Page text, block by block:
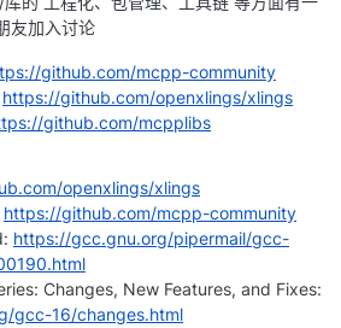
友加入讨论
github.com/mcpp-community
https://github.com/openxlings/xlings
github.com/mcpplibs
openxlings/xlings
https://github.com/mcpp-community
https://gcc.gnu.org/pipermail/gcc-
Changes, New Features, and Fixes:
gcc-16/changes.html